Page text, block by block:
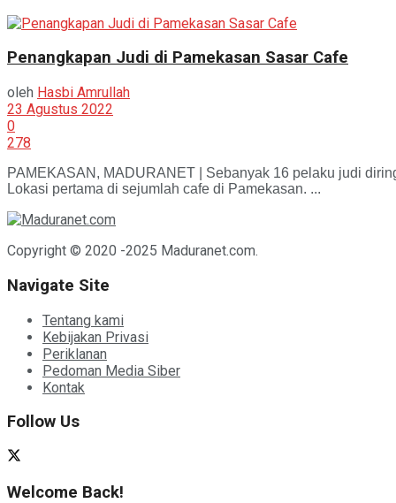
Penangkapan Judi di Pamekasan Sasar Cafe
oleh Hasbi Amrullah
23 Agustus 2022
0
278
PAMEKASAN, MADURANET | Sebanyak 16 pelaku judi
Lokasi pertama di sejumlah cafe di Pamekasan. ...
Copyright © 2020 -2025 Maduranet.com.
Navigate Site
Tentang kami
Kebijakan Privasi
Periklanan
Pedoman Media Siber
Kontak
Follow Us
Welcome Back!